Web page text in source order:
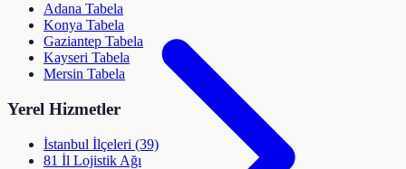
Adana Tabela
Konya Tabela
Gaziantep Tabela
Kayseri Tabela
Mersin Tabela
Yerel Hizmetler
İstanbul İlçeleri (39)
81 İl Lojistik Ağı